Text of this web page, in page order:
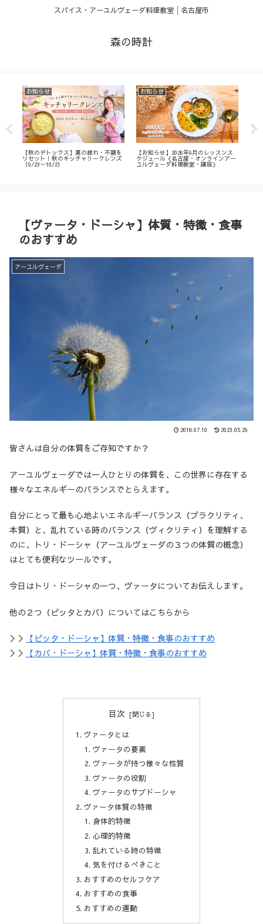
スパイス・アーユルヴェーダ料理教室│名古屋市
森の時計
お知らせ
【秋のデトックス】夏の疲れ・不調を
リセット！秋のキッチャリークレンズ
（9/23～10/2）
お知らせ
【お知らせ】2026年9月のレッスンス
ケジュール《名古屋・オンラインアー
ユルヴェーダ料理教室・講座》
【ヴァータ・ドーシャ】体質・特徴・食事
のおすすめ
アーユルヴェーダ
2018.07.10 2023.05.29
皆さんは自分の体質をご存知ですか？
アーユルヴェーダでは一人ひとりの体質を、この世界に存在する
様々なエネルギーのバランスでとらえます。
自分にとって最も心地よいエネルギーバランス（プラクリティ、
本質）と、乱れている時のバランス（ヴィクリティ）を理解する
のに、トリ・ドーシャ（アーユルヴェーダの３つの体質の概念）
はとても便利なツールです。
今日はトリ・ドーシャの一つ、ヴァータについてお伝えします。
他の２つ（ピッタとカパ）についてはこちらから
＞＞
【ピッタ・ドーシャ】体質・特徴・食事のおすすめ
＞＞
【カパ・ドーシャ】体質・特徴・食事のおすすめ
目次
ヴァータとは
ヴァータの要素
ヴァータが持つ様々な性質
ヴァータの役割
ヴァータのサブドーシャ
ヴァータ体質の特徴
身体的特徴
心理的特徴
乱れている時の特徴
気を付けるべきこと
おすすめのセルフケア
おすすめの食事
おすすめの運動